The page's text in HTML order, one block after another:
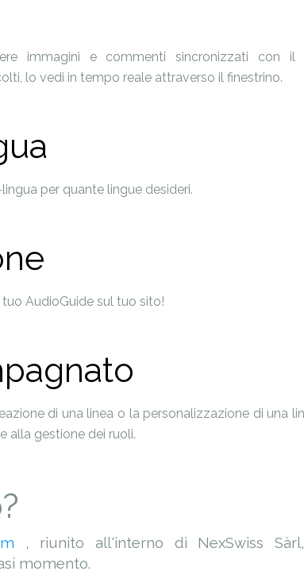
immagini e commenti sincronizzati con il
lo vedi in tempo reale attraverso il finestrino.
per quante lingue desideri.
AudioGuide sul tuo sito!
di una linea o la personalizzazione di una
alla gestione dei ruoli.
, riunito all'interno di NexSwiss
momento.